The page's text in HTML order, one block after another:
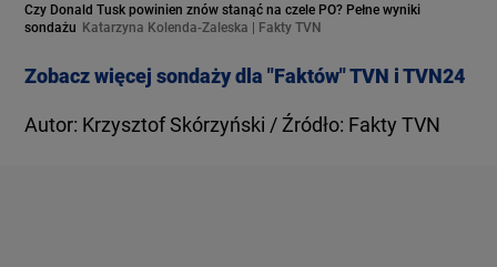
Czy Donald Tusk powinien znów stanąć na czele PO? Pełne wyniki
sondażu Katarzyna Kolenda-Zaleska | Fakty TVN
Zobacz więcej sondaży dla "Faktów" TVN i TVN24
Autor: Krzysztof Skórzyński / Źródło: Fakty TVN